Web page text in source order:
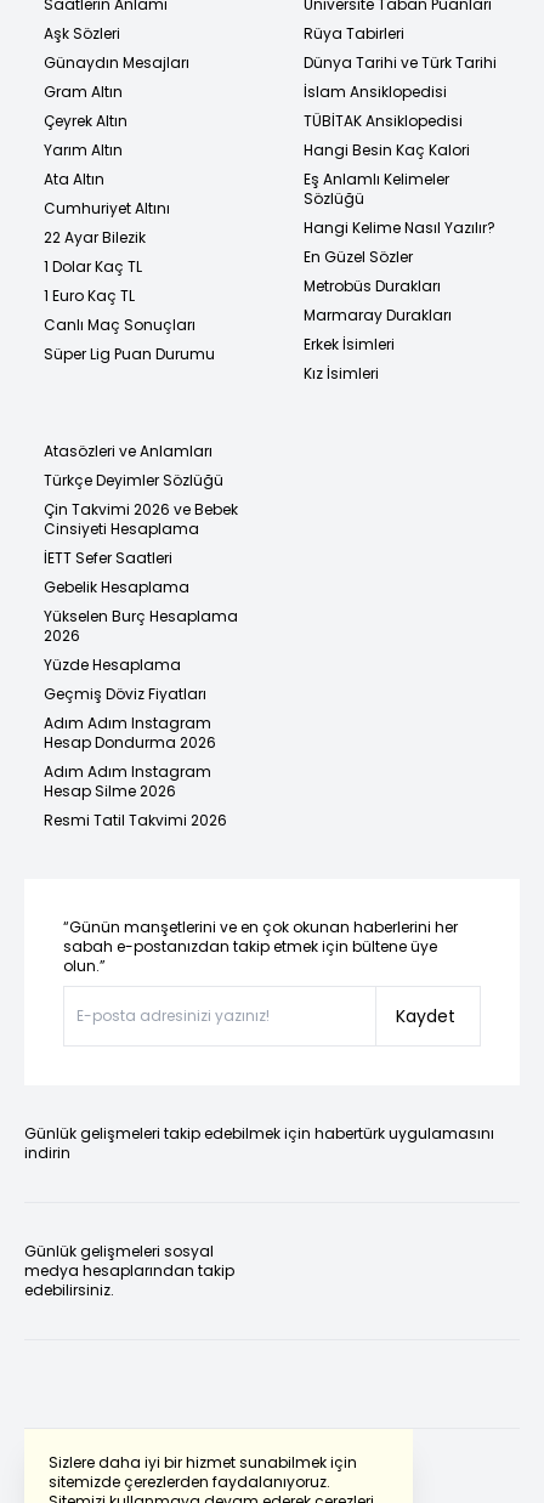
Sizlere daha iyi bir hizmet sunabilmek için
sitemizde çerezlerden faydalanıyoruz.
Aşk Sözleri
Günaydın Mesajları
Gram Altın
Çeyrek Altın
Yarım Altın
Ata Altın
Cumhuriyet Altını
22 Ayar Bilezik
1 Dolar Kaç TL
1 Euro Kaç TL
Canlı Maç Sonuçları
Süper Lig Puan Durumu
Rüya Tabirleri
Dünya Tarihi ve Türk Tarihi
İslam Ansiklopedisi
TÜBİTAK Ansiklopedisi
Hangi Besin Kaç Kalori
Eş Anlamlı Kelimeler
Sözlüğü
Hangi Kelime Nasıl Yazılır?
En Güzel Sözler
Metrobüs Durakları
Marmaray Durakları
Erkek İsimleri
Kız İsimleri
Atasözleri ve Anlamları
Türkçe Deyimler Sözlüğü
Çin Takvimi 2026 ve Bebek
Cinsiyeti Hesaplama
İETT Sefer Saatleri
Gebelik Hesaplama
Yükselen Burç Hesaplama
2026
Yüzde Hesaplama
Geçmiş Döviz Fiyatları
Adım Adım Instagram
Hesap Dondurma 2026
Adım Adım Instagram
Hesap Silme 2026
Resmi Tatil Takvimi 2026
“Günün manşetlerini ve en çok okunan haberlerini her
sabah e-postanızdan takip etmek için bültene üye
olun.”
Kaydet
Günlük gelişmeleri takip edebilmek için habertürk uygulamasını
indirin
Günlük gelişmeleri sosyal
medya hesaplarından takip
edebilirsiniz.